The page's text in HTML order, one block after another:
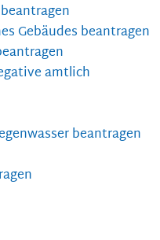
Gebäudes beantragen
amtlich
beantragen